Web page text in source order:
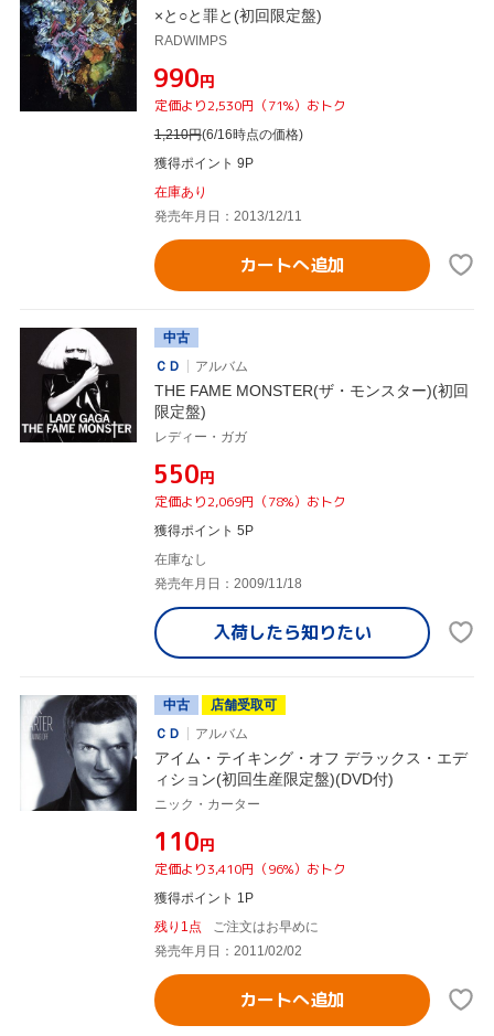
×と○と罪と(初回限定盤)
RADWIMPS
¥990円
定価より2,530円（71%）おトク
1,210円(6/16時点の価格)
獲得ポイント 9P
在庫あり
発売年月日：2013/12/11
カートへ追加
中古
ＣＤ
アルバム
THE FAME MONSTER(ザ・モンスター)(初回
限定盤)
レディー・ガガ
¥550円
定価より2,069円（78%）おトク
獲得ポイント 5P
在庫なし
発売年月日：2009/11/18
入荷したら知りたい
中古
店舗受取可
ＣＤ
アルバム
アイム・テイキング・オフ デラックス・エデ
ィション(初回生産限定盤)(DVD付)
ニック・カーター
¥110円
定価より3,410円（96%）おトク
獲得ポイント 1P
残り1点
ご注文はお早めに
発売年月日：2011/02/02
カートへ追加